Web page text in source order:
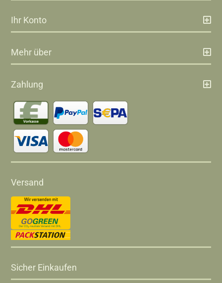
Ihr Konto
Mehr über
Zahlung
Versand
Sicher Einkaufen